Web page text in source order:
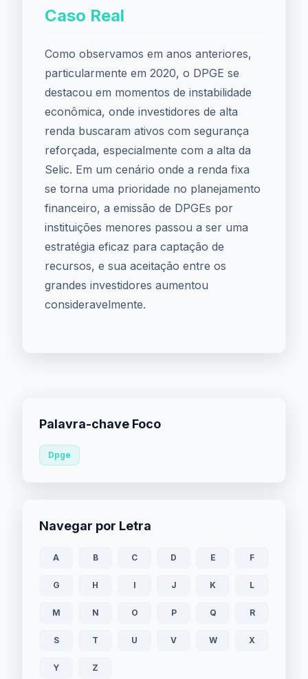
Caso Real
Como observamos em anos anteriores,
particularmente em 2020, o DPGE se
destacou em momentos de instabilidade
econômica, onde investidores de alta
renda buscaram ativos com segurança
reforçada, especialmente com a alta da
Selic. Em um cenário onde a renda fixa
se torna uma prioridade no planejamento
financeiro, a emissão de DPGEs por
instituições menores passou a ser uma
estratégia eficaz para captação de
recursos, e sua aceitação entre os
grandes investidores aumentou
consideravelmente.
Palavra-chave Foco
Dpge
Navegar por Letra
A B C D E F
G H I J K L
M N O P Q R
S T U V W X
Y Z